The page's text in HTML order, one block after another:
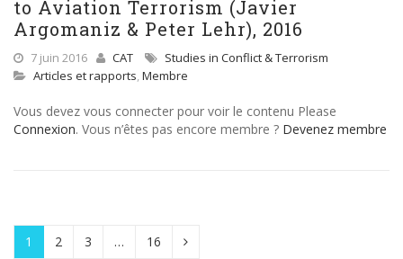
to Aviation Terrorism (Javier
Argomaniz & Peter Lehr), 2016
7 juin 2016 CAT
Studies in Conflict & Terrorism
Articles et rapports, Membre
Vous devez vous connecter pour voir le contenu Please
Connexion. Vous n’êtes pas encore membre ? Devenez membre
1 2 3 … 16